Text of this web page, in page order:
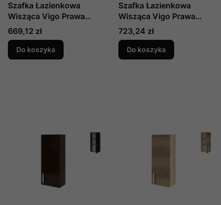
Szafka Łazienkowa
Wisząca Vigo Prawa
Arctic White
Cena
669,12 zł
Do koszyka
Szafka Łazienkowa
Wisząca Vigo Prawa
Black
Cena
723,24 zł
Do koszyka